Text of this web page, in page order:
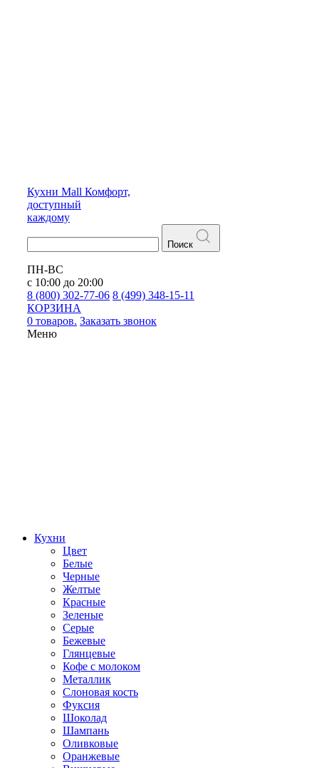
Кухни Mall Комфорт,
доступный
каждому
Поиск
ПН-ВС
с 10:00 до 20:00
8 (800) 302-77-06 8 (499) 348-15-11
КОРЗИНА
0 товаров. Заказать звонок
Меню
Кухни
Цвет
Белые
Черные
Желтые
Красные
Зеленые
Серые
Бежевые
Глянцевые
Кофе с молоком
Металлик
Слоновая кость
Фуксия
Шоколад
Шампань
Оливковые
Оранжевые